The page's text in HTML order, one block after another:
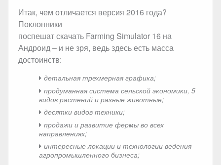
Итак, чем отличается версия 2016 года?
Поклонники
поспешат скачать Farming Simulator 16 на
Андроид – и не зря, ведь здесь есть масса
достоинств:
детальная трехмерная графика;
продуманная система сельской экономики, 5
видов растений и разные животные;
десятки видов техники;
продажи и развитие фермы во всех
направлениях;
интересные локации и технологии ведения
агропромышленного бизнеса;